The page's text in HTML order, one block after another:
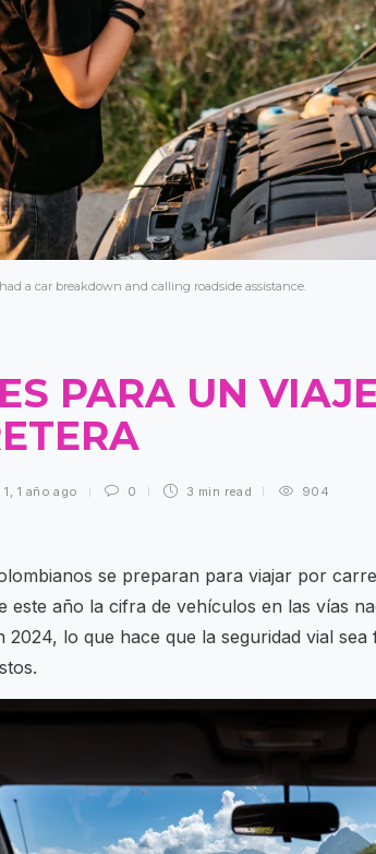
a car breakdown and calling roadside assistance.
PARA UN
, 1 año ago 0 3 min read 904
se preparan para viajar por
este año la cifra de vehículos en las vías
2024, lo que hace que la seguridad vial